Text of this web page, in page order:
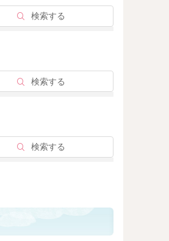
検索する
検索する
検索する